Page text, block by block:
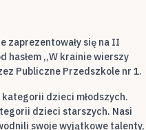
zaprezentowały się na II
hasłem ,,W krainie wierszy
Publiczne Przedszkole nr 1.
kategorii dzieci młodszych.
dzieci starszych. Nasi
swoje wyjątkowe talenty,